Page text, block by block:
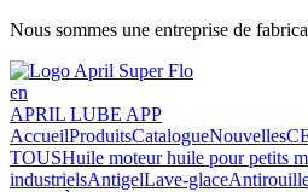
Nous sommes une entreprise de
en
APRIL LUBE APP
AccueilProduitsCatalogueNouvelles
TOUSHuile moteurhuile pour petits
industrielsAntigelLave-glace